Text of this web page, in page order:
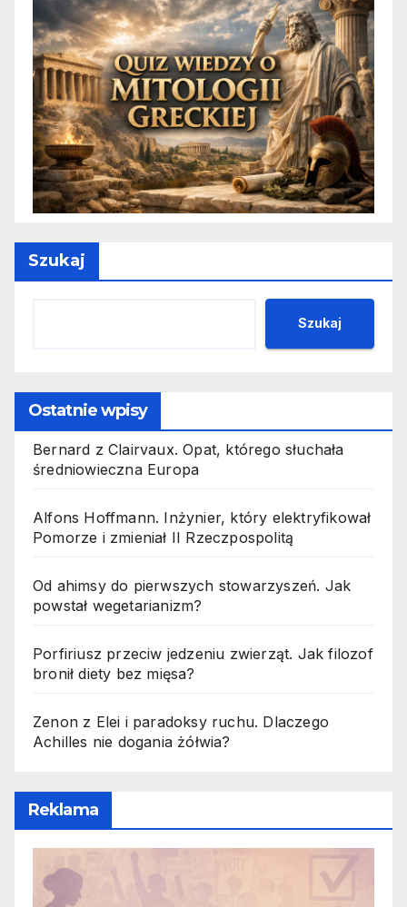
Szukaj
Szukaj
Ostatnie wpisy
Bernard z Clairvaux. Opat, którego słuchała
średniowieczna Europa
Alfons Hoffmann. Inżynier, który elektryfikował
Pomorze i zmieniał II Rzeczpospolitą
Od ahimsy do pierwszych stowarzyszeń. Jak
powstał wegetarianizm?
Porfiriusz przeciw jedzeniu zwierząt. Jak filozof
bronił diety bez mięsa?
Zenon z Elei i paradoksy ruchu. Dlaczego
Achilles nie dogania żółwia?
Reklama